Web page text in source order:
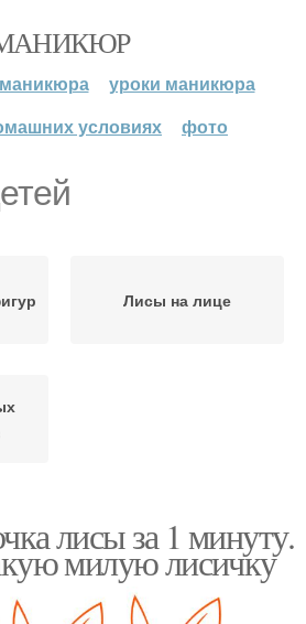
уроки маникюра
условиях
фото
Лисы на лице
лисы за 1 минуту.
милую лисичку